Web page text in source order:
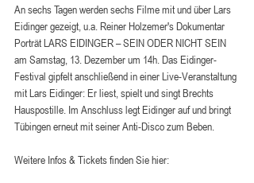
An sechs Tagen werden sechs Filme mit und über Lars
Eidinger gezeigt, u.a. Reiner Holzemer's Dokumentar
Porträt LARS EIDINGER – SEIN ODER NICHT SEIN
am Samstag, 13. Dezember um 14h. Das Eidinger-
Festival gipfelt anschließend in einer Live-Veranstaltung
mit Lars Eidinger: Er liest, spielt und singt Brechts
Hauspostille. Im Anschluss legt Eidinger auf und bringt
Tübingen erneut mit seiner Anti-Disco zum Beben.
Weitere Infos & Tickets finden Sie hier: